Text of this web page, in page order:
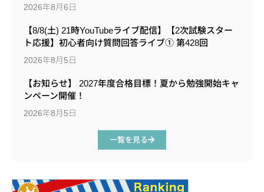
2026年8月6日
【8/8(土) 21時YouTubeライブ配信】【2次試験スター
ト応援】初心者向け質問回答ライブ① 第428回
2026年8月5日
【お知らせ】 2027年度合格目標！夏から勉強開始キャ
ンペーン開催！
2026年8月5日
一覧を見る